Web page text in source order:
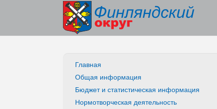
Главная
Общая информация
Бюджет и статистическая информация
Нормотворческая деятельность